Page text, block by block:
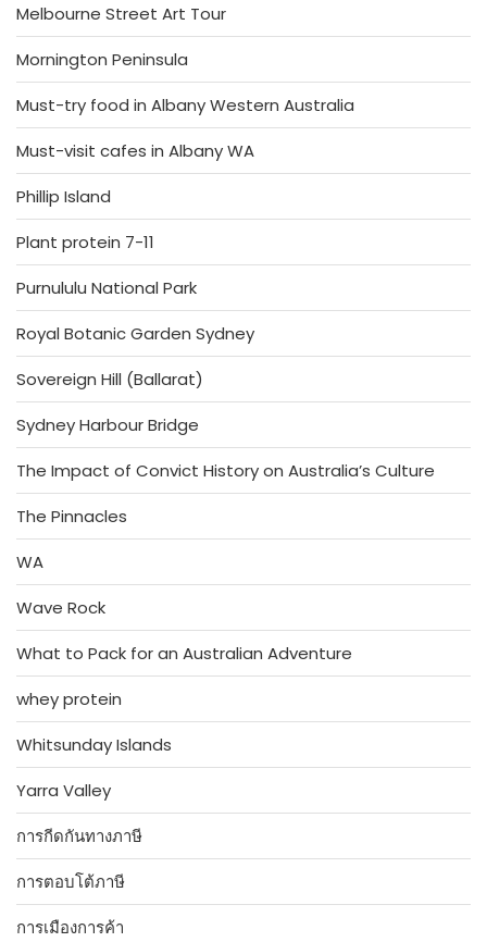
Melbourne Street Art Tour
Mornington Peninsula
Must-try food in Albany Western Australia
Must-visit cafes in Albany WA
Phillip Island
Plant protein 7-11
Purnululu National Park
Royal Botanic Garden Sydney
Sovereign Hill (Ballarat)
Sydney Harbour Bridge
The Impact of Convict History on Australia’s Culture
The Pinnacles
WA
Wave Rock
What to Pack for an Australian Adventure
whey protein
Whitsunday Islands
Yarra Valley
การกีดกันทางภาษี
การตอบโต้ภาษี
การเมืองการค้า